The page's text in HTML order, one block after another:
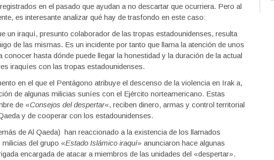
en el pasado que ayudan a no descartar que ocurriera. Pero al
es interesante analizar qué hay de trasfondo en este caso:
un iraquí, presunto colaborador de las tropas estadounidenses, resulta
de las mismas. Es un incidente por tanto que llama la atención de unos
hasta dónde puede llegar la honestidad y la duración de la actual
iraquíes con las tropas estadounidenses.
en el que el Pentágono atribuye el descenso de la violencia en Irak a,
de algunas milicias suníes con el Ejército norteamericano. Estas
de «Consejos del despertar«, reciben dinero, armas y control territorial
y de cooperar con los estadounidenses.
de Al Qaeda) han reaccionado a la existencia de los llamados
milicias del grupo «Estado Islámico iraquí» anunciaron hace algunas
encargada de atacar a miembros de las unidades del «despertar».